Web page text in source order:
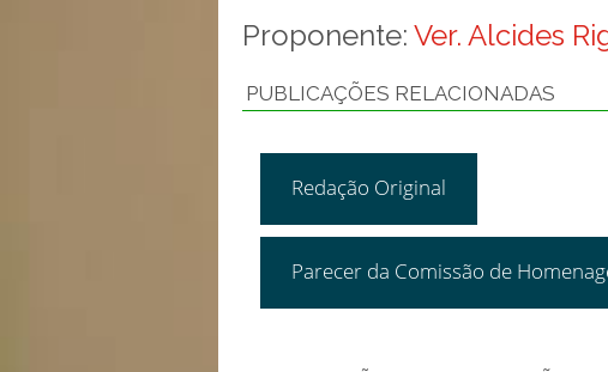
Proponente: Ver. Alcides
PUBLICAÇÕES RELACIONADAS
Redação Original
Parecer da Comissão de